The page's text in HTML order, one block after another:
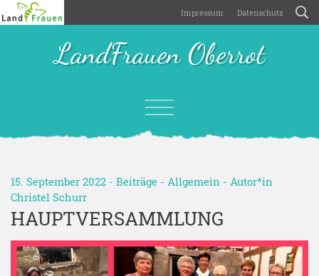
Impressum Datenschutz
LandFrauen Oberrot
15. September 2022 - Beiträge - Allgemein - Autor*in
Christel Schurr
HAUPTVERSAMMLUNG